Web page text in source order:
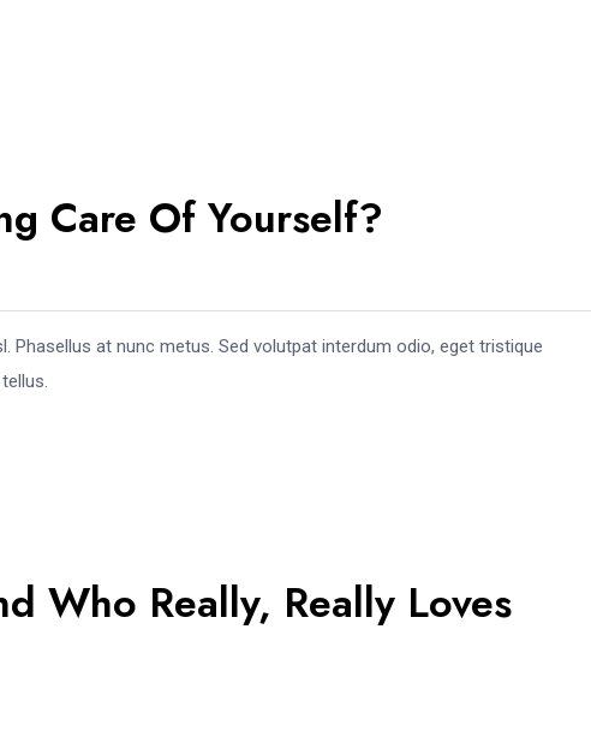
Care Of Yourself?
at nunc metus. Sed volutpat interdum odio, eget tristique
Who Really, Really Loves